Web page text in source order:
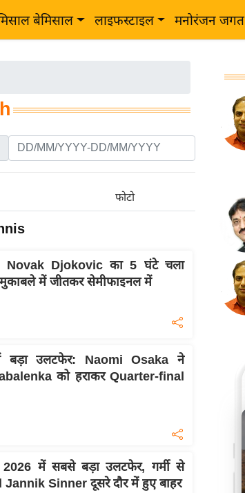
बेमिसाल लाइफस्टाइल मनोरंजन जगत
फोटो
Novak Djokovic का 5 घंटे चला
मुकाबले में जीतकर सेमीफाइनल में
बड़ा उलटफेर: Naomi Osaka ने
को हराकर Quarter-final
में सबसे बड़ा उलटफेर, गर्मी से
Sinner दूसरे दौर में हुए बाहर